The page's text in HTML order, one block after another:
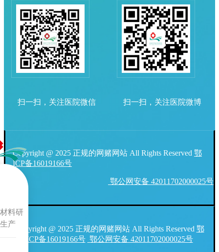
扫一扫，关注医院微信 扫一扫，关注医院微博
Copyright @ 2025 正规的网赌网站 All Rights Reserved 鄂
ICP备16019166号
鄂公网安备 42011702000025号
Copyright @ 2025 正规的网赌网站 All Rights Reserved 鄂
ICP备16019166号 鄂公网安备 42011702000025号
料研
产